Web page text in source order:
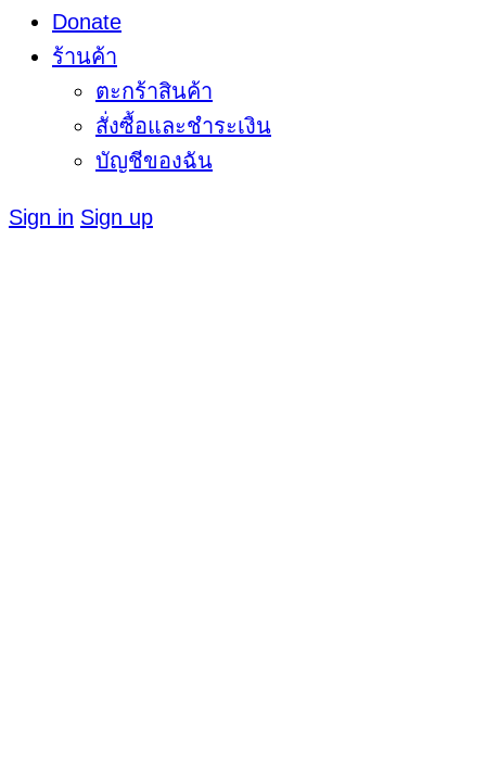
Donate
ร้านค้า
ตะกร้าสินค้า
สั่งซื้อและชำระเงิน
บัญชีของฉัน
Sign in Sign up